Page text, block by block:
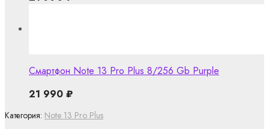
Категория: Note 13 Pro Plus
Смартфон Note 13 Pro Plus 8/256 Gb Purple
21 990 ₽